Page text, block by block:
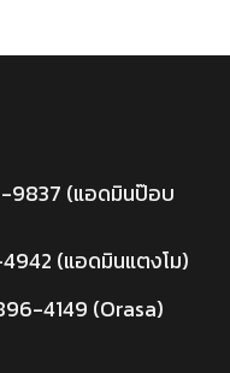
(แอดมินป๊อบ
(แอดมินแตงโม)
4149 (Orasa)